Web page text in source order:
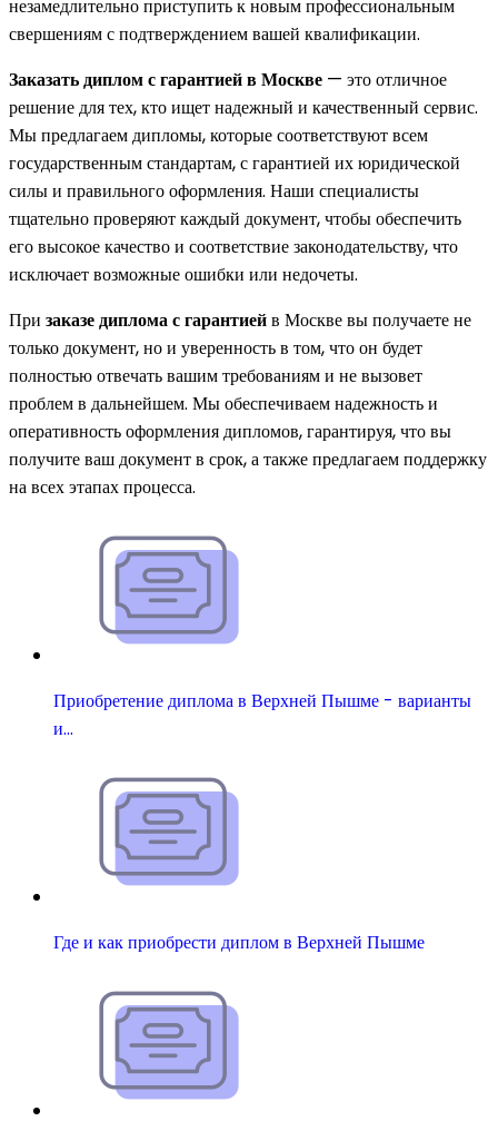
незамедлительно приступить к новым профессиональным
свершениям с подтверждением вашей квалификации.
Заказать диплом с гарантией в Москве — это отличное
решение для тех, кто ищет надежный и качественный сервис.
Мы предлагаем дипломы, которые соответствуют всем
государственным стандартам, с гарантией их юридической
силы и правильного оформления. Наши специалисты
тщательно проверяют каждый документ, чтобы обеспечить
его высокое качество и соответствие законодательству, что
исключает возможные ошибки или недочеты.
При заказе диплома с гарантиейв Москве вы получаете не
только документ, но и уверенность в том, что он будет
полностью отвечать вашим требованиям и не вызовет
проблем в дальнейшем. Мы обеспечиваем надежность и
оперативность оформления дипломов, гарантируя, что вы
получите ваш документ в срок, а также предлагаем поддержку
на всех этапах процесса.
Приобретение диплома в Верхней Пышме - варианты
и…
Где и как приобрести диплом в Верхней Пышме